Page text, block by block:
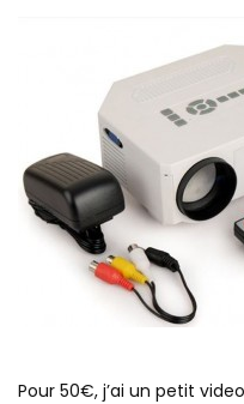
Pour 50€, j’ai un petit